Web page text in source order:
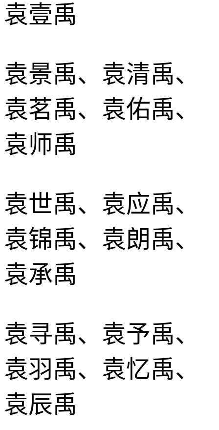
袁壹禹
袁景禹、袁清禹、
袁茗禹、袁佑禹、
袁师禹
袁世禹、袁应禹、
袁锦禹、袁朗禹、
袁承禹
袁寻禹、袁予禹、
袁羽禹、袁忆禹、
袁辰禹